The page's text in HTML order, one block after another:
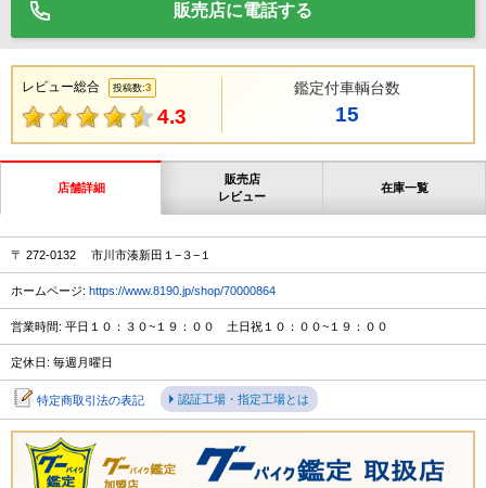
販売店に電話する
レビュー総合 投稿数:3
4.3
鑑定付車輌台数
15
店舗詳細
販売店
レビュー
在庫一覧
〒 272-0132 市川市湊新田１−３−１
ホームページ: https://www.8190.jp/shop/70000864
営業時間: 平日１０：３０~１９：００ 土日祝１０：００~１９：００
定休日: 毎週月曜日
特定商取引法の表記 認証工場・指定工場とは